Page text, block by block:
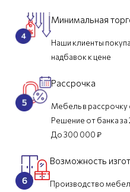
Минимальная
Наши клиенты
надбавок к цене
Рассрочка
Мебель в рассрочку
Решение от банка за
До 300 000 ₽
Возможность
Производство